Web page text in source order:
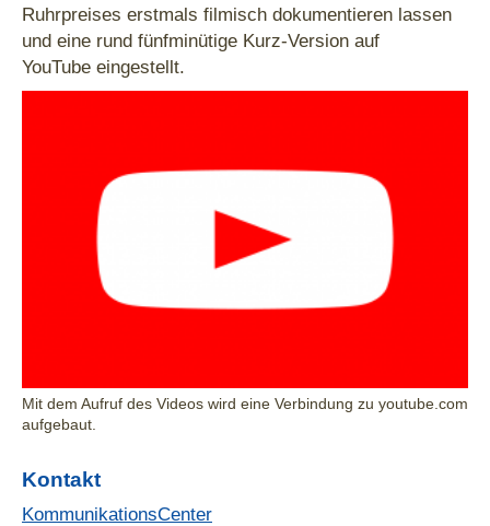
Ruhrpreises erstmals filmisch dokumentieren lassen
und eine rund fünfminütige Kurz-Version auf
YouTube eingestellt.
Mit dem Aufruf des Videos wird eine Verbindung zu youtube.com
aufgebaut.
Kontakt
KommunikationsCenter